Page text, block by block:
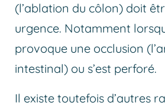
(l’ablation du côlon) doit
urgence. Notamment
provoque une occlusion
intestinal) ou s’est perforé.
Il existe toutefois d’autres